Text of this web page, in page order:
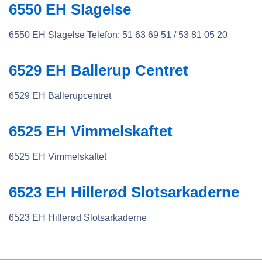
6550 EH Slagelse
6550 EH Slagelse Telefon: 51 63 69 51 / 53 81 05 20
6529 EH Ballerup Centret
6529 EH Ballerupcentret
6525 EH Vimmelskaftet
6525 EH Vimmelskaftet
6523 EH Hillerød Slotsarkaderne
6523 EH Hillerød Slotsarkaderne